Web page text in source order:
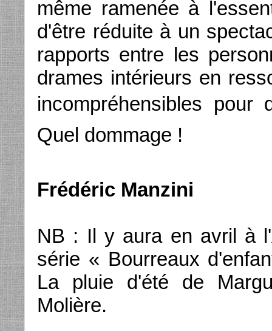
même ramenée à
d'être réduite à un
rapports entre les
drames intérieurs en
incompréhensibles pour
Quel dommage !
Frédéric Manzini
NB : Il y aura en avril à
série « Bourreaux
La pluie d'été de
Molière.